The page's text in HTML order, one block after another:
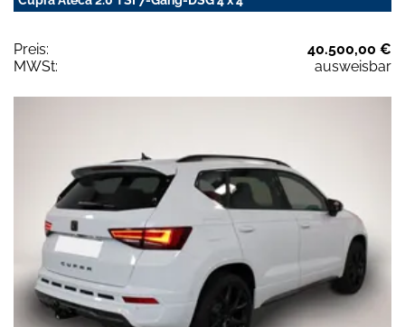
Preis:
40.500,00 €
MWSt:
ausweisbar